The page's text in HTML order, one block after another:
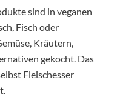
sind in veganen
Fisch oder
Kräutern,
gekocht. Das
Fleischesser